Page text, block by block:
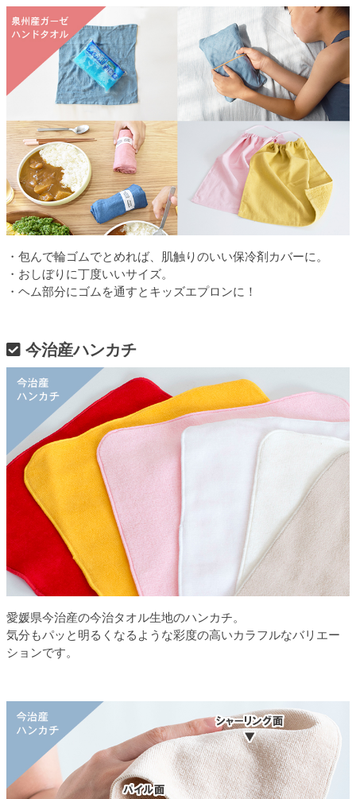
・包んで輪ゴムでとめれば、肌触りのいい保冷剤カバーに。
・おしぼりに丁度いいサイズ。
・ヘム部分にゴムを通すとキッズエプロンに！
今治産ハンカチ
愛媛県今治産の今治タオル生地のハンカチ。
気分もパッと明るくなるような彩度の高いカラフルなバリエー
ションです。